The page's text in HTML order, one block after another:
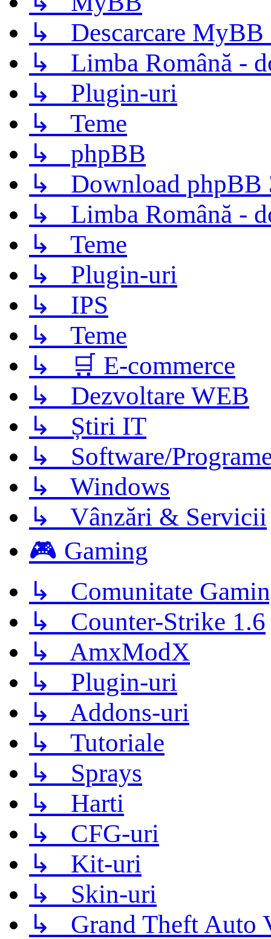
↳ Descarcare MyBB
↳ Limba Română -
↳ Plugin-uri
↳ Teme
↳ phpBB
↳ Download phpBB
↳ Limba Română -
↳ Teme
↳ Plugin-uri
↳ IPS
↳ Teme
↳ 🛒 E-commerce
↳ Dezvoltare WEB
↳ Știri IT
↳ Software/
↳ Windows
↳ Vânzări & Servicii
🎮 Gaming
↳ Comunitate
↳ Counter-Strike 1.6
↳ AmxModX
↳ Plugin-uri
↳ Addons-uri
↳ Tutoriale
↳ Sprays
↳ Harti
↳ CFG-uri
↳ Kit-uri
↳ Skin-uri
↳ Grand Theft Auto